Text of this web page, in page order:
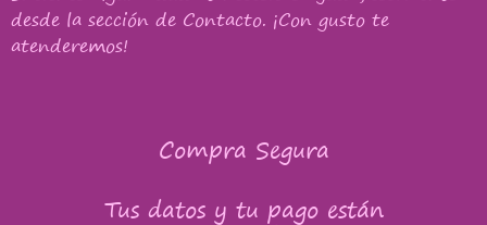
desde la sección de Contacto. ¡Con gusto te
atenderemos!
Compra Segura
Tus datos y tu pago están